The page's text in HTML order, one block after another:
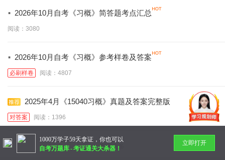
· 2026年10月自考《习概》简答题考点汇总
阅读：3080
· 2026年10月自考《习概》参考样卷及答案
必刷样卷 阅读：4807
2025年4月《15040习概》真题及答案完整版
对答案 阅读：1396
暂无更多
1000万学子59天拿证，你也可以
自考万题库-考证通关大杀器！
立即打开